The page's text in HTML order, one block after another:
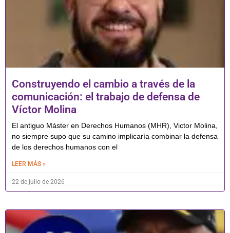
Construyendo el cambio a través de la
comunicación: el trabajo de defensa de
Víctor Molina
El antiguo Máster en Derechos Humanos (MHR), Victor Molina,
no siempre supo que su camino implicaría combinar la defensa
de los derechos humanos con el
LEER MÁS »
22 de julio de 2026